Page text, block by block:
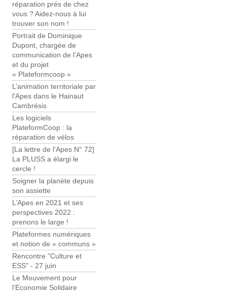
réparation prés de chez
vous ? Aidez-nous à lui
trouver son nom !
Portrait de Dominique
Dupont, chargée de
communication de l’Apes
et du projet
« Plateformcoop »
L’animation territoriale par
l'Apes dans le Hainaut
Cambrésis
Les logiciels
PlateformCoop : la
réparation de vélos
[La lettre de l'Apes N° 72]
La PLUSS a élargi le
cercle !
Soigner la planète depuis
son assiette
L’Apes en 2021 et ses
perspectives 2022 :
prenons le large !
Plateformes numériques
et notion de « communs »
Rencontre "Culture et
ESS" - 27 juin
Le Mouvement pour
l’Economie Solidaire